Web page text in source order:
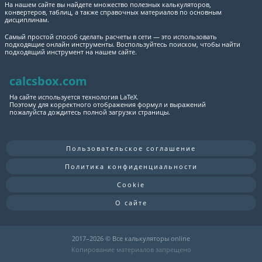
На нашем сайте вы найдете множество полезных калькуляторов,
конвертеров, таблиц, а также справочных материалов по основным
дисциплинам.
Самый простой способ сделать расчеты в сети — это использовать
подходящие онлайн инструменты. Воспользуйтесь поиском, чтобы найти
подходящий инструмент на нашем сайте.
calcsbox.com
На сайте используется технология LaTeX.
Поэтому для корректного отображения формул и выражений
пожалуйста дождитесь полной загрузки страницы.
Пользовательское соглашение
Политика конфиденциальности
Cookie
О сайте
2017–2026 © Все калькуляторы online
Копирование материалов запрещено